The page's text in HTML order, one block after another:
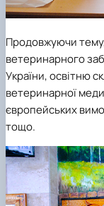
Продовжуючи
ветеринарного
України, освітню
ветеринарної
європейських
тощо.